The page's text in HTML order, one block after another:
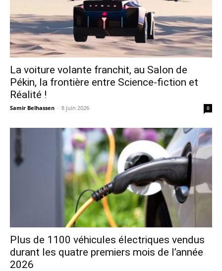
La voiture volante franchit, au Salon de
Pékin, la frontière entre Science-fiction et
Réalité !
Samir Belhassen - 8 juin 2026 0
Plus de 1100 véhicules électriques vendus
durant les quatre premiers mois de l’année
2026